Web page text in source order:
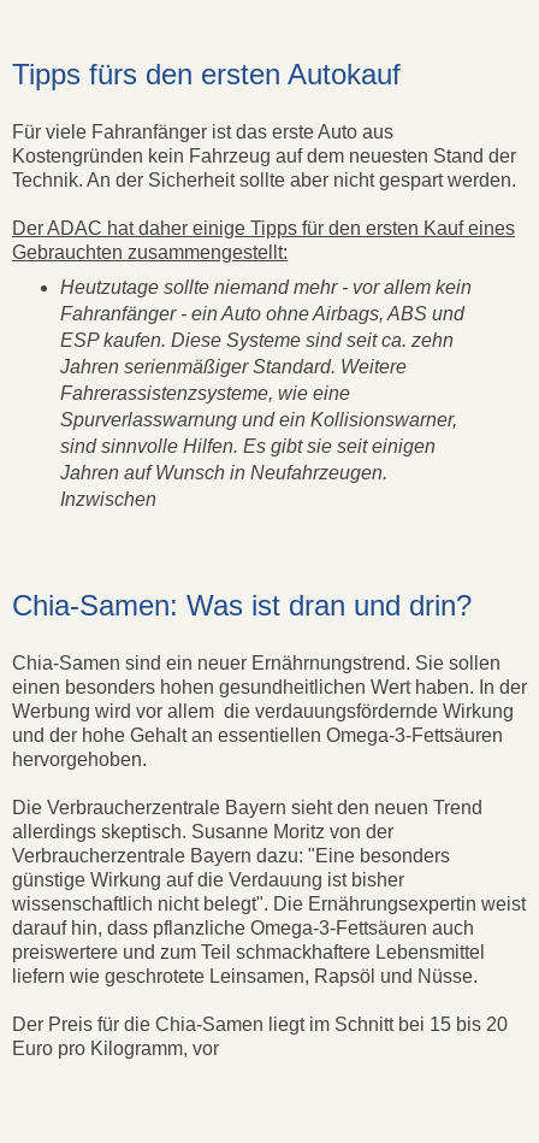
Tipps fürs den ersten Autokauf
Für viele Fahranfänger ist das erste Auto aus
Kostengründen kein Fahrzeug auf dem neuesten Stand der
Technik. An der Sicherheit sollte aber nicht gespart werden.
Der ADAC hat daher einige Tipps für den ersten Kauf eines
Gebrauchten zusammengestellt:
Heutzutage sollte niemand mehr - vor allem kein
Fahranfänger - ein Auto ohne Airbags, ABS und
ESP kaufen. Diese Systeme sind seit ca. zehn
Jahren serienmäßiger Standard. Weitere
Fahrerassistenzsysteme, wie eine
Spurverlasswarnung und ein Kollisionswarner,
sind sinnvolle Hilfen. Es gibt sie seit einigen
Jahren auf Wunsch in Neufahrzeugen.
Inzwischen
Chia-Samen: Was ist dran und drin?
Chia-Samen sind ein neuer Ernährnungstrend. Sie sollen
einen besonders hohen gesundheitlichen Wert haben. In der
Werbung wird vor allem die verdauungsfördernde Wirkung
und der hohe Gehalt an essentiellen Omega-3-Fettsäuren
hervorgehoben.
Die Verbraucherzentrale Bayern sieht den neuen Trend
allerdings skeptisch. Susanne Moritz von der
Verbraucherzentrale Bayern dazu: "Eine besonders
günstige Wirkung auf die Verdauung ist bisher
wissenschaftlich nicht belegt". Die Ernährungsexpertin weist
darauf hin, dass pflanzliche Omega-3-Fettsäuren auch
preiswertere und zum Teil schmackhaftere Lebensmittel
liefern wie geschrotete Leinsamen, Rapsöl und Nüsse.
Der Preis für die Chia-Samen liegt im Schnitt bei 15 bis 20
Euro pro Kilogramm, vor